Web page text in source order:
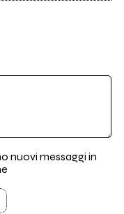
nuovi messaggi in